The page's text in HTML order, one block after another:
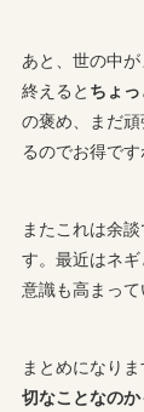
あと、世の中
終えると ちょ
の褒め、まだ
るのでお得です
またこれは余
す。最近はネ
意識も高まって
まとめになりま
切なことなの